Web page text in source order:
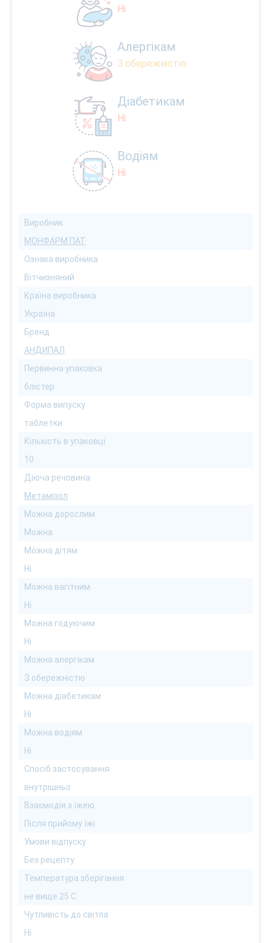
Ні
Алергікам
З обережністю
Діабетикам
Ні
Водіям
Ні
Виробник
МОНФАРМ ПАТ
Ознака виробника
Вітчизняний
Країна виробника
Україна
Бренд
АНДИПАЛ
Первинна упаковка
блістер
Форма випуску
таблетки
Кількість в упаковці
10
Діюча речовина
Метамізол
Можна дорослим
Можна
Можна дітям
Ні
Можна вагітним
Ні
Можна годуючим
Ні
Можна алергікам
З обережністю
Можна діабетикам
Ні
Можна водіям
Ні
Спосіб застосування
внутрішньо
Взаємодія з їжею
Після прийому їжі
Умови відпуску
Без рецепту
Температура зберігання
не вище 25 С
Чутливість до світла
Ні